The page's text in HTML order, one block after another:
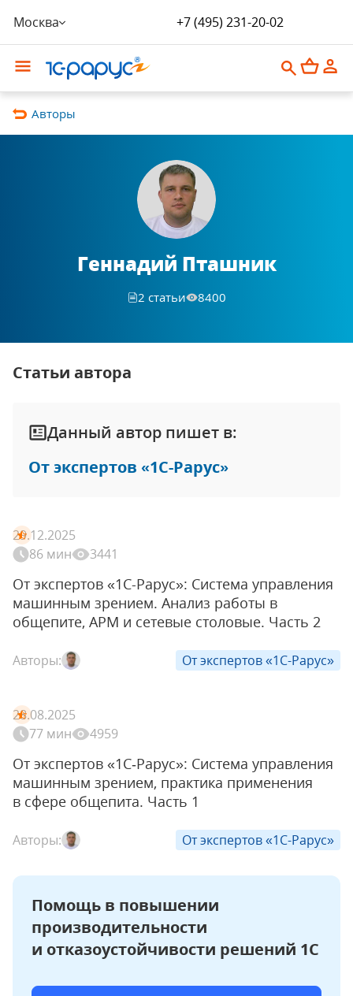
Москва +7 (495) 231-20-02
Авторы
Геннадий Пташник
2 статьи 8400
Статьи автора
Данный автор пишет в:
От экспертов «1С-Рарус»
29.12.2025
86 мин
3441
От экспертов «1С-Рарус»: Система управления
машинным зрением. Анализ работы в
общепите, АРМ и сетевые столовые. Часть 2
Авторы: От экспертов «1С-Рарус»
28.08.2025
77 мин
4959
От экспертов «1С‑Рарус»: Система управления
машинным зрением, практика применения
в сфере общепита. Часть 1
Авторы: От экспертов «1С-Рарус»
Помощь в повышении
производительности
и отказоустойчивости решений 1С